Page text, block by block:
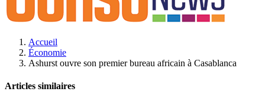
Accueil
Économie
Ashurst ouvre son premier bureau africain à Casablanca
Articles similaires